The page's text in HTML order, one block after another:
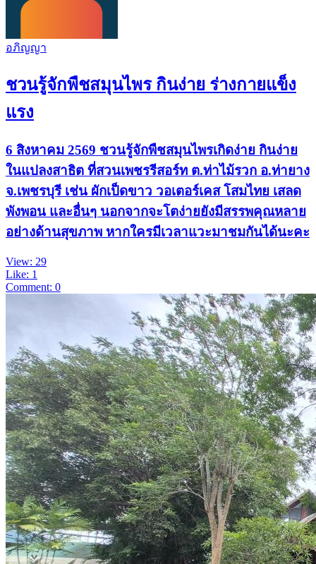
อภิญญา
ชวนรู้จักพืชสมุนไพร กินง่าย ร่างกายแข็ง
แรง
6 สิงหาคม 2569 ชวนรู้จักพืชสมุนไพรเกิดง่าย กินง่าย
ในแปลงสาธิต ที่สวนเพชรรีสอร์ท ต.ท่าไม้รวก อ.ท่ายาง
จ.เพชรบุรี เช่น ผักเป็ดขาว วอเตอร์เคส โสมไทย เสลด
พังพอน และอื่นๆ นอกจากจะโตง่ายยังมีสรรพคุณหลาย
อย่างด้านสุขภาพ หากใครมีเวลาแวะมาชมกันได้นะคะ
View: 29
Like: 1
Comment: 0